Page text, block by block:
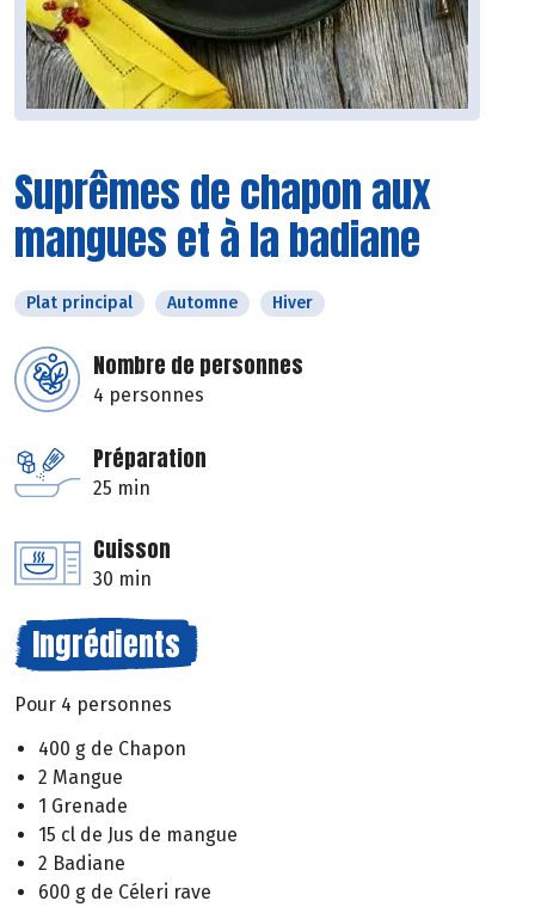
Suprêmes de chapon aux
mangues et à la badiane
Plat principal Automne Hiver
Nombre de personnes
4 personnes
Préparation
25 min
Cuisson
30 min
Ingrédients
Pour 4 personnes
400 g de Chapon
2 Mangue
1 Grenade
15 cl de Jus de mangue
2 Badiane
600 g de Céleri rave